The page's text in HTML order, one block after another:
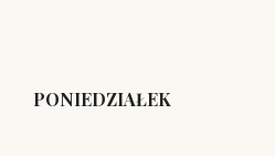
PONIEDZIAŁEK